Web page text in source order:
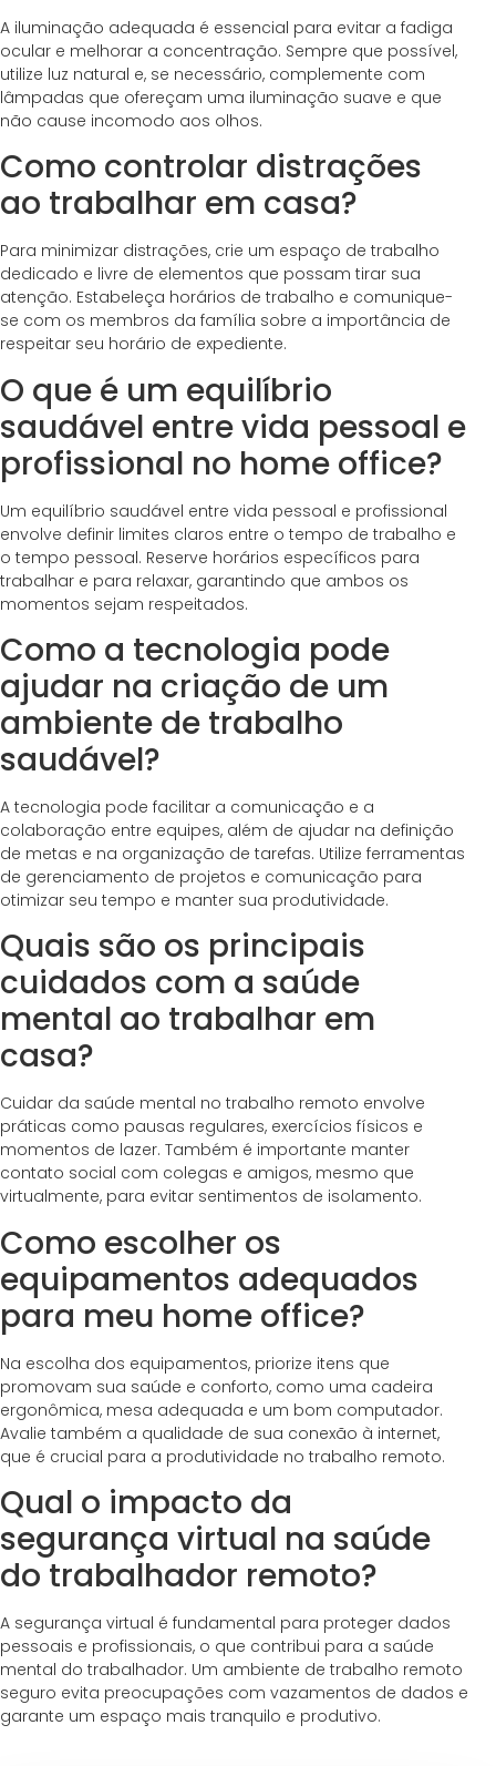
A iluminação adequada é essencial para evitar a fadiga
ocular e melhorar a concentração. Sempre que possível,
utilize luz natural e, se necessário, complemente com
lâmpadas que ofereçam uma iluminação suave e que
não cause incomodo aos olhos.
Como controlar distrações
ao trabalhar em casa?
Para minimizar distrações, crie um espaço de trabalho
dedicado e livre de elementos que possam tirar sua
atenção. Estabeleça horários de trabalho e comunique-
se com os membros da família sobre a importância de
respeitar seu horário de expediente.
O que é um equilíbrio
saudável entre vida pessoal e
profissional no home office?
Um equilíbrio saudável entre vida pessoal e profissional
envolve definir limites claros entre o tempo de trabalho e
o tempo pessoal. Reserve horários específicos para
trabalhar e para relaxar, garantindo que ambos os
momentos sejam respeitados.
Como a tecnologia pode
ajudar na criação de um
ambiente de trabalho
saudável?
A tecnologia pode facilitar a comunicação e a
colaboração entre equipes, além de ajudar na definição
de metas e na organização de tarefas. Utilize ferramentas
de gerenciamento de projetos e comunicação para
otimizar seu tempo e manter sua produtividade.
Quais são os principais
cuidados com a saúde
mental ao trabalhar em
casa?
Cuidar da saúde mental no trabalho remoto envolve
práticas como pausas regulares, exercícios físicos e
momentos de lazer. Também é importante manter
contato social com colegas e amigos, mesmo que
virtualmente, para evitar sentimentos de isolamento.
Como escolher os
equipamentos adequados
para meu home office?
Na escolha dos equipamentos, priorize itens que
promovam sua saúde e conforto, como uma cadeira
ergonômica, mesa adequada e um bom computador.
Avalie também a qualidade de sua conexão à internet,
que é crucial para a produtividade no trabalho remoto.
Qual o impacto da
segurança virtual na saúde
do trabalhador remoto?
A segurança virtual é fundamental para proteger dados
pessoais e profissionais, o que contribui para a saúde
mental do trabalhador. Um ambiente de trabalho remoto
seguro evita preocupações com vazamentos de dados e
garante um espaço mais tranquilo e produtivo.